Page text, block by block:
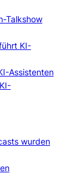
Talkshow
KI-
Assistenten
wurden